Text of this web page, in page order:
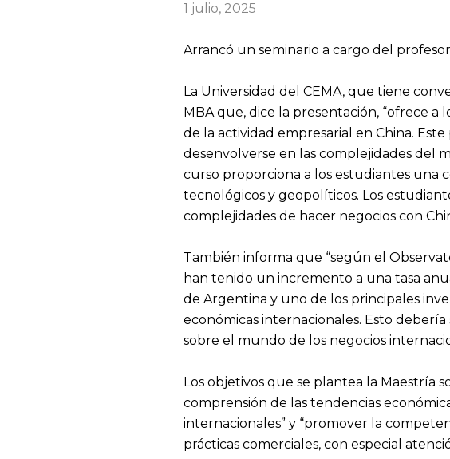
1 julio, 2025
Arrancó un seminario a cargo del profesor
La Universidad del CEMA, que tiene
MBA que, dice la presentación, “ofrece
de la actividad empresarial en China.
desenvolverse en las complejidades del
curso proporciona a los estudiantes una
tecnológicos y geopolíticos. Los
complejidades de hacer negocios con
También informa que “según el
han tenido un incremento a una tasa
de Argentina y uno de los principales
económicas internacionales. Esto
sobre el mundo de los negocios
Los objetivos que se plantea la Maestría
comprensión de las tendencias
internacionales” y “promover la
prácticas comerciales, con especial